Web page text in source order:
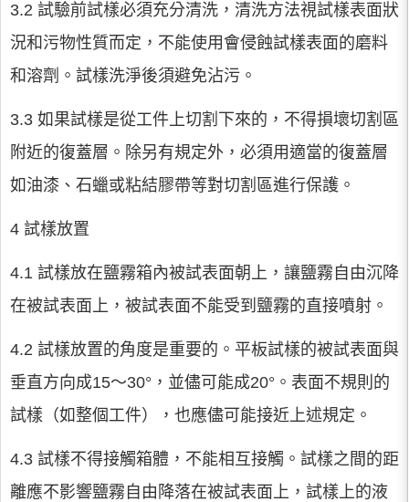
3.2 試驗前試樣必須充分清洗，清洗方法視試樣表面狀
況和污物性質而定，不能使用會侵蝕試樣表面的磨料
和溶劑。試樣洗淨後須避免沾污。
3.3 如果試樣是從工件上切割下來的，不得損壞切割區
附近的復蓋層。除另有規定外，必須用適當的復蓋層
如油漆、石蠟或粘結膠帶等對切割區進行保護。
4 試樣放置
4.1 試樣放在鹽霧箱內被試表面朝上，讓鹽霧自由沉降
在被試表面上，被試表面不能受到鹽霧的直接噴射。
4.2 試樣放置的角度是重要的。平板試樣的被試表面與
垂直方向成15～30°，並儘可能成20°。表面不規則的
試樣（如整個工件），也應儘可能接近上述規定。
4.3 試樣不得接觸箱體，不能相互接觸。試樣之間的距
離應不影響鹽霧自由降落在被試表面上，試樣上的液